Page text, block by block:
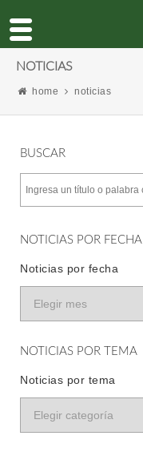
NOTICIAS
home noticias
BUSCAR
NOTICIAS POR FECHA
Noticias por fecha
NOTICIAS POR TEMA
Noticias por tema